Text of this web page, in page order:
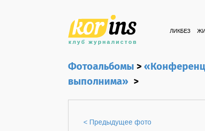
ЛИКБЕЗ
Фотоальбомы>
выполнима» >
< Предыдущее фото